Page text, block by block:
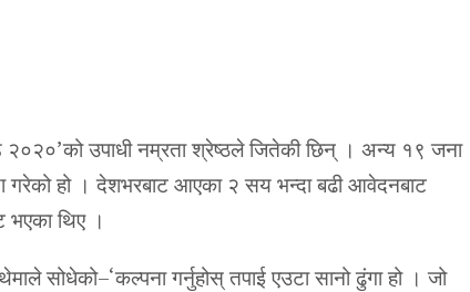
२०२०’को उपाधी नम्रता श्रेष्ठले जितेकी छिन् । अन्य १९ जना
गरेको हो । देशभरबाट आएका २ सय भन्दा बढी आवेदनबाट
भएका थिए ।
सोधेको–‘कल्पना गर्नुहोस् तपाई एउटा सानो ढुंगा हो । जो